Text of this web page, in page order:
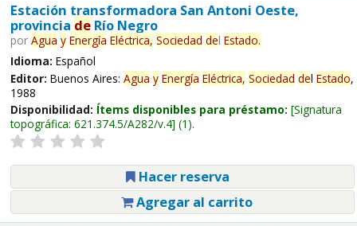
Estación transformadora San Antoni Oeste,
provincia deRío Negro
por Agua y Energía Eléctrica, Sociedad del Estado.
Idioma: Español
Editor: Buenos Aires: Agua y Energía Eléctrica, Sociedad del Estado,
1988
Disponibilidad: Ítems disponibles para préstamo: Signatura
topográfica: 621.374.5/A282/v.4 (1).
Hacer reserva
Agregar al carrito